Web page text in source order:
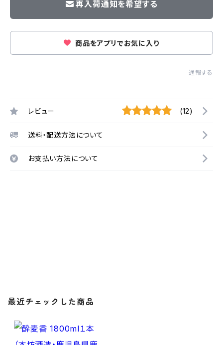
再入荷通知を希望する
商品をアプリでお気に入り
通報する
レビュー (12)
送料・配送方法について
お支払い方法について
最近チェックした商品